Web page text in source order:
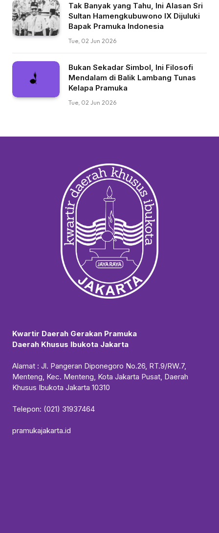
Tak Banyak yang Tahu, Ini Alasan Sri
Sultan Hamengkubuwono IX Dijuluki
Bapak Pramuka Indonesia
Tue, 02 Jun 2026
Bukan Sekadar Simbol, Ini Filosofi
Mendalam di Balik Lambang Tunas
Kelapa Pramuka
Tue, 02 Jun 2026
Kwartir Daerah Gerakan Pramuka
Daerah Khusus Ibukota Jakarta
Alamat : Jl. Pangeran Diponegoro No.26, RT.9/RW.7,
Menteng, Kec. Menteng, Kota Jakarta Pusat, Daerah
Khusus Ibukota Jakarta 10310
Telepon: (021) 31937464
pramukajakarta.id